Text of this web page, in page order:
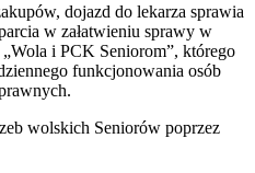
dojazd do lekarza sprawia
w załatwieniu sprawy w
i PCK Seniorom”, którego
funkcjonowania osób
wolskich Seniorów poprzez